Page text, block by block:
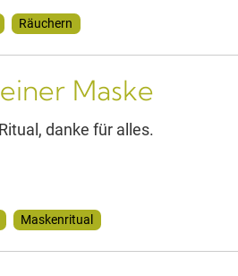
Räuchern
Maske
danke für alles.
Maskenritual